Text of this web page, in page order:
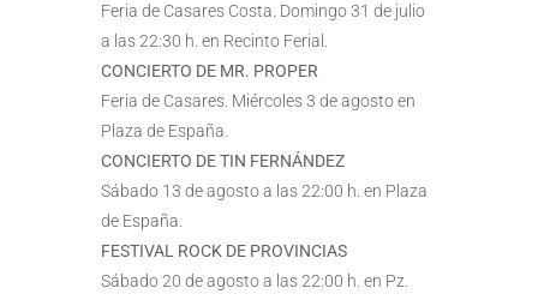
Feria de Casares Costa. Domingo 31 de julio
a las 22:30 h. en Recinto Ferial.
CONCIERTO DE MR. PROPER
Feria de Casares. Miércoles 3 de agosto en
Plaza de España.
CONCIERTO DE TIN FERNÁNDEZ
Sábado 13 de agosto a las 22:00 h. en Plaza
de España.
FESTIVAL ROCK DE PROVINCIAS
Sábado 20 de agosto a las 22:00 h. en Pz.